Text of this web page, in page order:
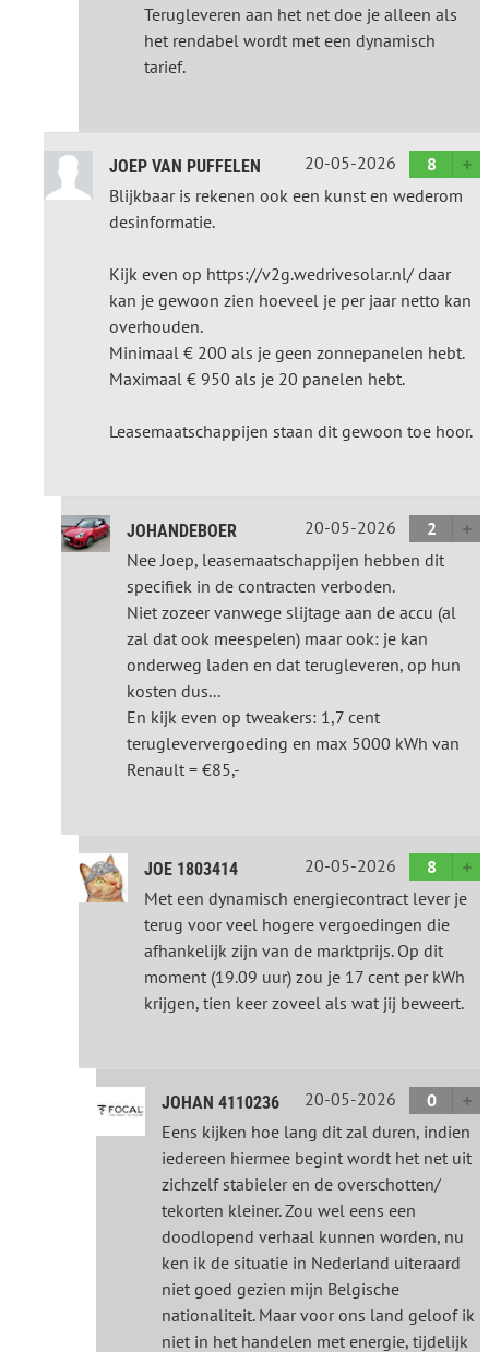
Terugleveren aan het net doe je alleen als
het rendabel wordt met een dynamisch
tarief.
JOEP VAN PUFFELEN 20-05-2026
8
Blijkbaar is rekenen ook een kunst en wederom
desinformatie.
Kijk even op https://v2g.wedrivesolar.nl/ daar
kan je gewoon zien hoeveel je per jaar netto kan
overhouden.
Minimaal € 200 als je geen zonnepanelen hebt.
Maximaal € 950 als je 20 panelen hebt.
Leasemaatschappijen staan dit gewoon toe hoor.
JOHANDEBOER 20-05-2026
2
Nee Joep, leasemaatschappijen hebben dit
specifiek in de contracten verboden.
Niet zozeer vanwege slijtage aan de accu (al
zal dat ook meespelen) maar ook: je kan
onderweg laden en dat terugleveren, op hun
kosten dus...
En kijk even op tweakers: 1,7 cent
terugleververgoeding en max 5000 kWh van
Renault = €85,-
JOE 1803414 20-05-2026
8
Met een dynamisch energiecontract lever je
terug voor veel hogere vergoedingen die
afhankelijk zijn van de marktprijs. Op dit
moment (19.09 uur) zou je 17 cent per kWh
krijgen, tien keer zoveel als wat jij beweert.
JOHAN 4110236 20-05-2026
0
Eens kijken hoe lang dit zal duren, indien
iedereen hiermee begint wordt het net uit
zichzelf stabieler en de overschotten/
tekorten kleiner. Zou wel eens een
doodlopend verhaal kunnen worden, nu
ken ik de situatie in Nederland uiteraard
niet goed gezien mijn Belgische
nationaliteit. Maar voor ons land geloof ik
niet in het handelen met energie, tijdelijk